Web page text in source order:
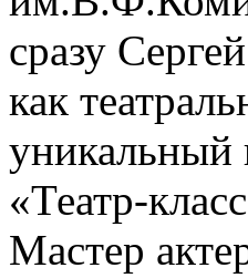
сразу
как
уникальный
«Театр-
Мастер